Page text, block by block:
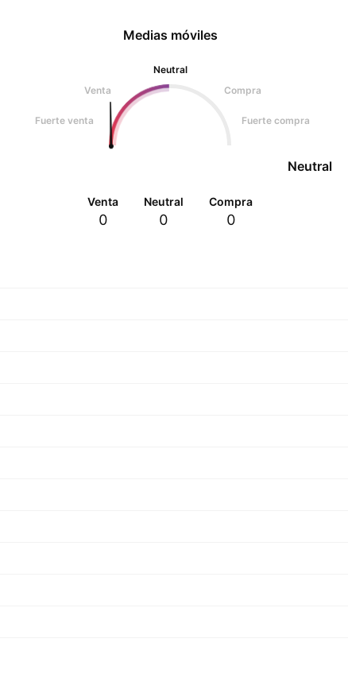
Medias móviles
Neutral
Venta
Compra
Fuerte venta Fuerte compra
Neutral
Venta
0
Neutral
0
Compra
0